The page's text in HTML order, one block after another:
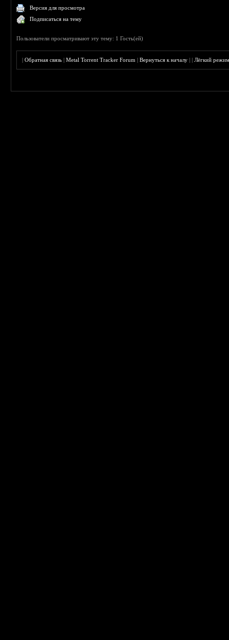
Версия для просмотра
Подписаться на тему
Пользователи просматривают эту тему: 1 Гость(ей)
|Обратная связь |Metal Torrent Tracker Forum |Вернуться к началу ||Лёгкий